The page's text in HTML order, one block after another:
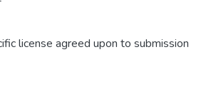
license agreed upon to submission